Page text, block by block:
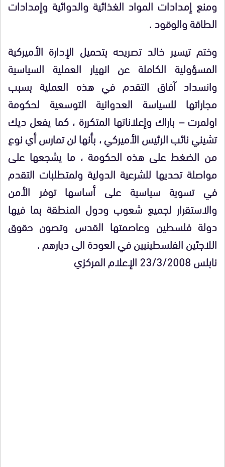
ومنع إمدادات المواد الغذائية والدوائية وإمدادات
الطاقة والوقود .
وختم تيسير خالد تصريحه بتحميل الإدارة الأميركية
المسؤولية الكاملة عن انهيار العملية السياسية
وانسداد آفاق التقدم في هذه العملية بسبب
مجاراتها للسياسة العدوانية التوسعية لحكومة
اولمرت – باراك وإعلاناتها المتكررة ، كما يفعل ديك
تشيني نائب الرئيس الأميركي ، بأنها لن تمارس أي نوع
من الضغط على هذه الحكومة ، ما يشجعها على
مواصلة تحديها للشرعية الدولية ولمتطلبات التقدم
في تسوية سياسية على أساسها توفر الأمن
والاستقرار لجميع شعوب ودول المنطقة بما فيها
دولة فلسطين وعاصمتها القدس وتصون حقوق
اللاجئين الفلسطينيين في العودة الى ديارهم .
نابلس 23/3/2008 الإعلام المركزي